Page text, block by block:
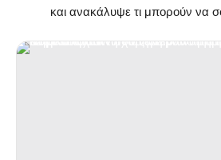
και ανακάλυψε τι μπορούν να